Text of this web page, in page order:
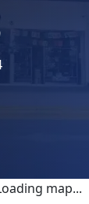
map...